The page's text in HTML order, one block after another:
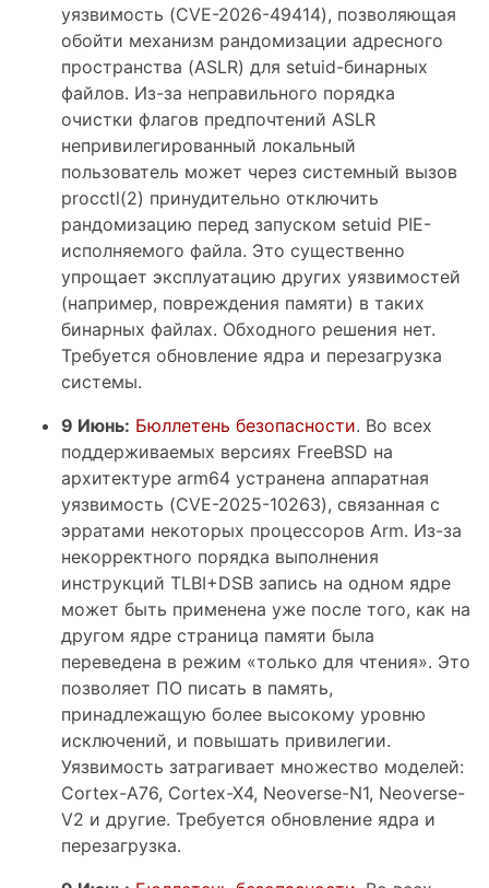
уязвимость (CVE-2026-49414), позволяющая
обойти механизм рандомизации адресного
пространства (ASLR) для setuid-бинарных
файлов. Из-за неправильного порядка
очистки флагов предпочтений ASLR
непривилегированный локальный
пользователь может через системный вызов
procctl(2) принудительно отключить
рандомизацию перед запуском setuid PIE-
исполняемого файла. Это существенно
упрощает эксплуатацию других уязвимостей
(например, повреждения памяти) в таких
бинарных файлах. Обходного решения нет.
Требуется обновление ядра и перезагрузка
системы.
9 Июнь: Бюллетень безопасности. Во всех
поддерживаемых версиях FreeBSD на
архитектуре arm64 устранена аппаратная
уязвимость (CVE-2025-10263), связанная с
эрратами некоторых процессоров Arm. Из-за
некорректного порядка выполнения
инструкций TLBI+DSB запись на одном ядре
может быть применена уже после того, как на
другом ядре страница памяти была
переведена в режим «только для чтения». Это
позволяет ПО писать в память,
принадлежащую более высокому уровню
исключений, и повышать привилегии.
Уязвимость затрагивает множество моделей:
Cortex-A76, Cortex-X4, Neoverse-N1, Neoverse-
V2 и другие. Требуется обновление ядра и
перезагрузка.